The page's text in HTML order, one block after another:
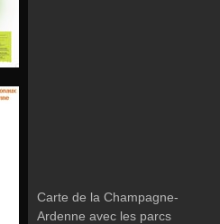
Carte de la Champagne-
Ardenne avec les parcs